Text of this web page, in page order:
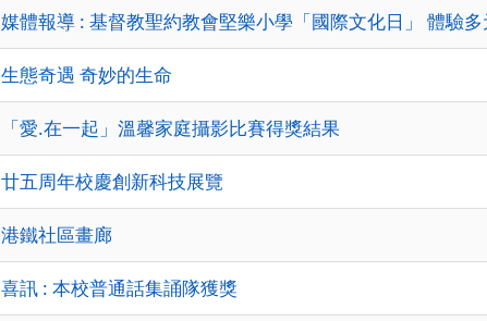
媒體報導 : 基督教聖約教會堅樂小學「國際文化日」 體驗
生態奇遇 奇妙的生命
「愛.在一起」溫馨家庭攝影比賽得獎結果
廿五周年校慶創新科技展覽
港鐵社區畫廊
喜訊 : 本校普通話集誦隊獲獎